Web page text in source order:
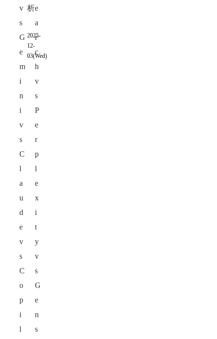
v
s
G
e
m
i
n
i
v
s
C
l
a
u
d
e
v
s
C
o
p
i
l
析
2025-
12-
03(Wed)
e
a
r
c
h
v
s
P
e
r
p
l
e
x
i
t
y
v
s
G
e
n
s